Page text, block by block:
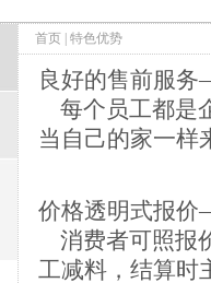
首页 | 特色优势
良好的售前服
每个员工都是
当自己的家一样
价格透明式报
消费者可照报
工减料，结算时